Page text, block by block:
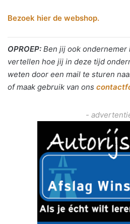
Bezoek hier de webshop.
OPROEP: Ben jij ook ondernemer
vertellen hoe jij in deze tijd
weten door een mail te sturen
of maak gebruik van ons
-